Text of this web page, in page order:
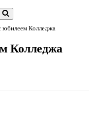
юбилеем Колледжа
Колледжа